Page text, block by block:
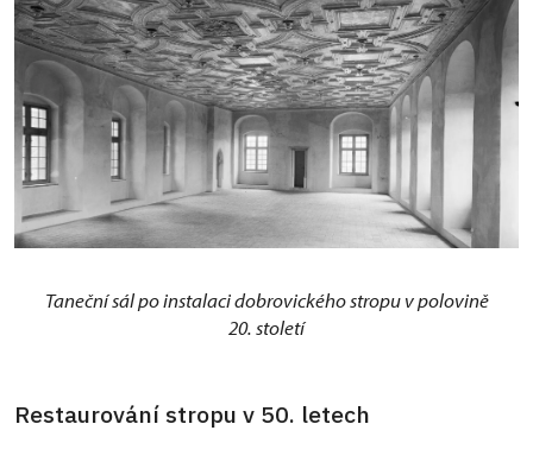
Taneční sál po instalaci dobrovického stropu v polovině
20. století
Restaurování stropu v 50. letech